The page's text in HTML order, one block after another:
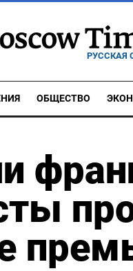
РУССКАЯ
ОБЩЕСТВО